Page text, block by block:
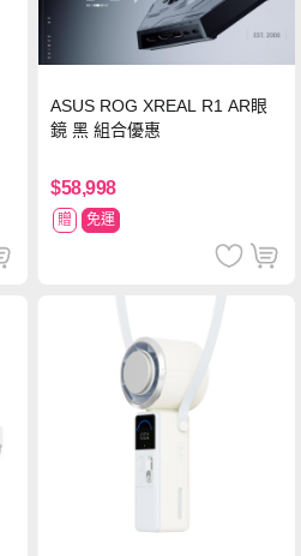
ASUS ROG XREAL R1 AR眼
鏡 黑 組合優惠
$58,998
贈 免運